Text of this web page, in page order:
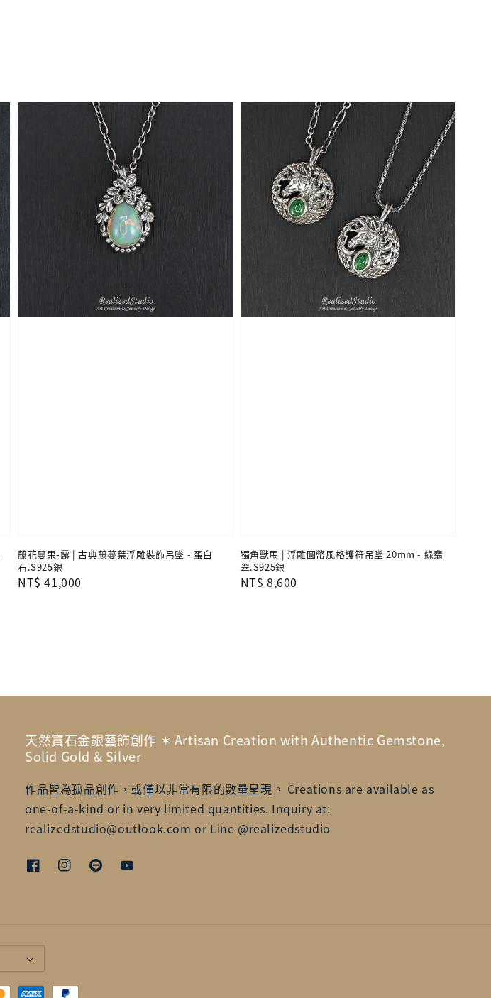
藤花蔓果-露 | 古典藤蔓葉浮雕裝飾吊墜 - 蛋白
石.S925銀
Regular
NT$ 41,000
獨角獸馬 | 浮雕圓幣風格護符吊墜 20mm - 綠翡
翠.S925銀
Regular
NT$ 8,600
天然寶石金銀藝飾創作 ✶ Artisan Creation with Authentic Gemstone,
Solid Gold & Silver
作品皆為孤品創作，或僅以非常有限的數量呈現。 Creations are available as
one-of-a-kind or in very limited quantities. Inquiry at:
realizedstudio@outlook.com or Line @realizedstudio